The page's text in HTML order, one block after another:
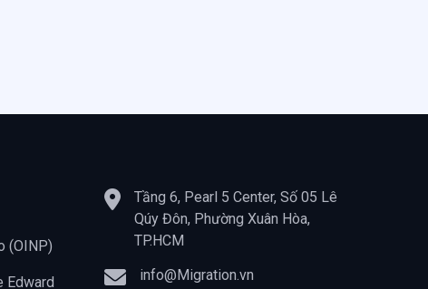
(OINP)
Edward
Tầng 6, Pearl 5 Center, Số 05 Lê
Qúy Đôn, Phường Xuân Hòa,
TP.HCM
info@Migration.vn